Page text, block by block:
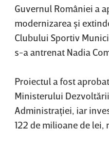
Guvernul României a
modernizarea şi
Clubului Sportiv
s-a antrenat Nadia
Proiectul a fost
Ministerului
Administraţiei, iar
122 de milioane de lei,